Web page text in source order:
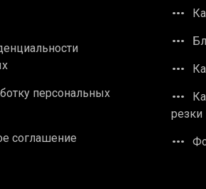
персональных
соглашение
резки